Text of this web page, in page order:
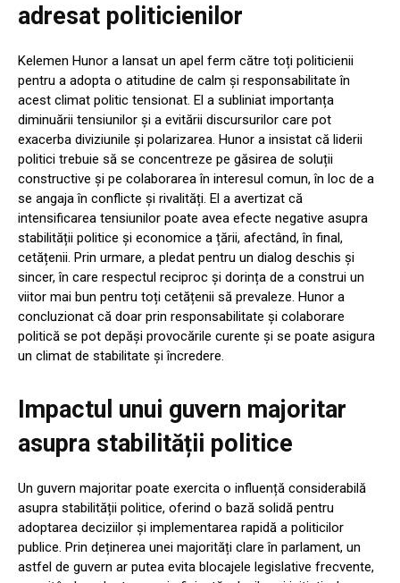
adresat politicienilor
Kelemen Hunor a lansat un apel ferm către toți politicienii
pentru a adopta o atitudine de calm și responsabilitate în
acest climat politic tensionat. El a subliniat importanța
diminuării tensiunilor și a evitării discursurilor care pot
exacerba diviziunile și polarizarea. Hunor a insistat că liderii
politici trebuie să se concentreze pe găsirea de soluții
constructive și pe colaborarea în interesul comun, în loc de a
se angaja în conflicte și rivalități. El a avertizat că
intensificarea tensiunilor poate avea efecte negative asupra
stabilității politice și economice a țării, afectând, în final,
cetățenii. Prin urmare, a pledat pentru un dialog deschis și
sincer, în care respectul reciproc și dorința de a construi un
viitor mai bun pentru toți cetățenii să prevaleze. Hunor a
concluzionat că doar prin responsabilitate și colaborare
politică se pot depăși provocările curente și se poate asigura
un climat de stabilitate și încredere.
Impactul unui guvern majoritar
asupra stabilității politice
Un guvern majoritar poate exercita o influență considerabilă
asupra stabilității politice, oferind o bază solidă pentru
adoptarea deciziilor și implementarea rapidă a politicilor
publice. Prin deținerea unei majorități clare în parlament, un
astfel de guvern ar putea evita blocajele legislative frecvente,